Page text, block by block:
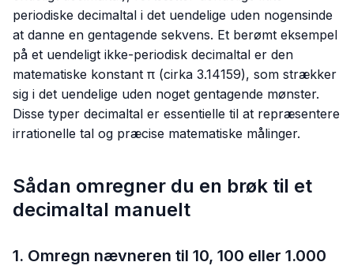
periodiske decimaltal i det uendelige uden nogensinde
at danne en gentagende sekvens. Et berømt eksempel
på et uendeligt ikke-periodisk decimaltal er den
matematiske konstant π (cirka 3.14159), som strækker
sig i det uendelige uden noget gentagende mønster.
Disse typer decimaltal er essentielle til at repræsentere
irrationelle tal og præcise matematiske målinger.
Sådan omregner du en brøk til et
decimaltal manuelt
1. Omregn nævneren til 10, 100 eller 1.000